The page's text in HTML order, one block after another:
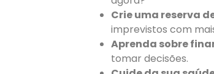
Crie uma reserva
imprevistos com
Aprenda sobre
tomar decisões.